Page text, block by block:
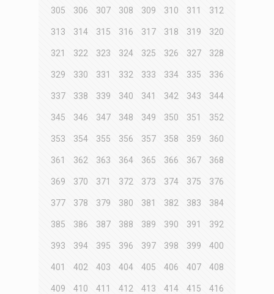
305 306 307 308 309 310 311 312
313 314 315 316 317 318 319 320
321 322 323 324 325 326 327 328
329 330 331 332 333 334 335 336
337 338 339 340 341 342 343 344
345 346 347 348 349 350 351 352
353 354 355 356 357 358 359 360
361 362 363 364 365 366 367 368
369 370 371 372 373 374 375 376
377 378 379 380 381 382 383 384
385 386 387 388 389 390 391 392
393 394 395 396 397 398 399 400
401 402 403 404 405 406 407 408
409 410 411 412 413 414 415 416